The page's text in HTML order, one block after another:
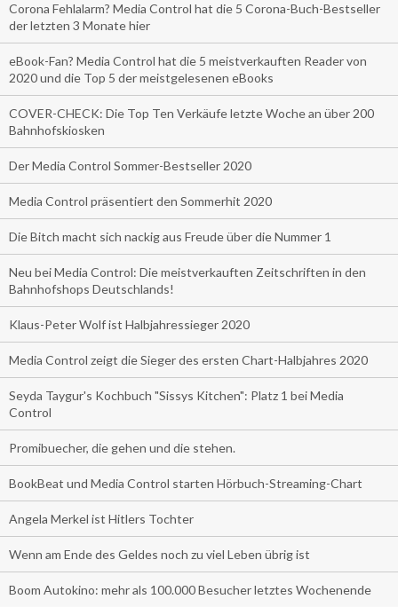
Corona Fehlalarm? Media Control hat die 5 Corona-Buch-Bestseller
der letzten 3 Monate hier
eBook-Fan? Media Control hat die 5 meistverkauften Reader von
2020 und die Top 5 der meistgelesenen eBooks
COVER-CHECK: Die Top Ten Verkäufe letzte Woche an über 200
Bahnhofskiosken
Der Media Control Sommer-Bestseller 2020
Media Control präsentiert den Sommerhit 2020
Die Bitch macht sich nackig aus Freude über die Nummer 1
Neu bei Media Control: Die meistverkauften Zeitschriften in den
Bahnhofshops Deutschlands!
Klaus-Peter Wolf ist Halbjahressieger 2020
Media Control zeigt die Sieger des ersten Chart-Halbjahres 2020
Seyda Taygur's Kochbuch "Sissys Kitchen": Platz 1 bei Media
Control
Promibuecher, die gehen und die stehen.
BookBeat und Media Control starten Hörbuch-Streaming-Chart
Angela Merkel ist Hitlers Tochter
Wenn am Ende des Geldes noch zu viel Leben übrig ist
Boom Autokino: mehr als 100.000 Besucher letztes Wochenende